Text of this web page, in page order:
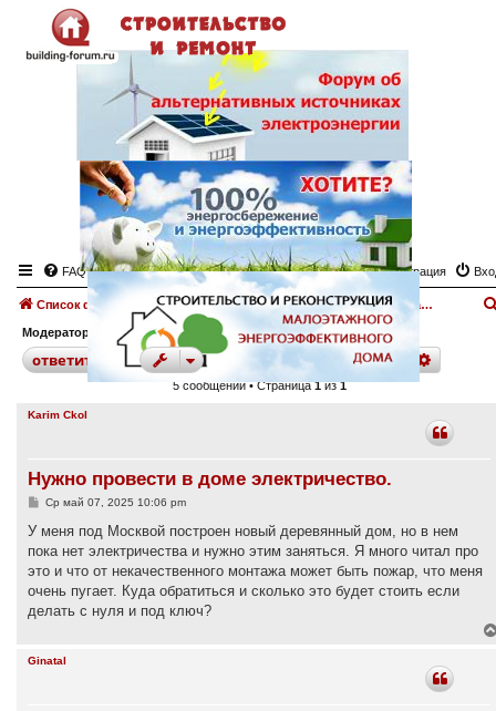
FAQ Регистрация
Список форумов Электроснабжение дома, участка. Форум "Электроснабжение"
Модератор: angeltash
ответить поиск
5 сообщений • Страница1из1
Karim Ckol
Нужно провести в доме электричество.
С
о
щ
е
и
е
Ср май 07, 2025 10:06 pm
У меня под Москвой построен новый деревянный дом, но в нем
пока нет электричества и нужно этим заняться. Я много читал про
это и что от некачественного монтажа может быть пожар, что меня
очень пугает. Куда обратиться и сколько это будет стоить если
делать с нуля и под ключ?
Ginatal